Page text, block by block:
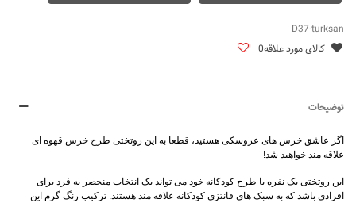
D37-turksan
کالای مورد علاقه0
توضیحات
اگر عاشق خرس های عروسکی هستید، قطعا به این روتختی طرح خرس قهوه ای
علاقه مند خواهید شد!
این روتختی یک نفره با طرح کودکانه خود می تواند یک انتخاب منحصر به فرد برای
افرادی باشد که به سبک های فانتزی کودکانه علاقه مند هستند. ترکیب رنگ گرم این